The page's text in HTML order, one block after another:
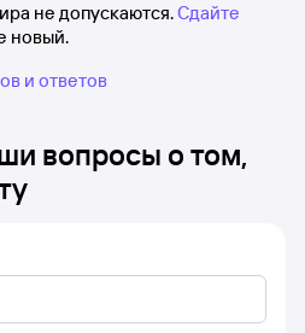
не допускаются.Сдайте
новый.
и ответов
вопросы о том,